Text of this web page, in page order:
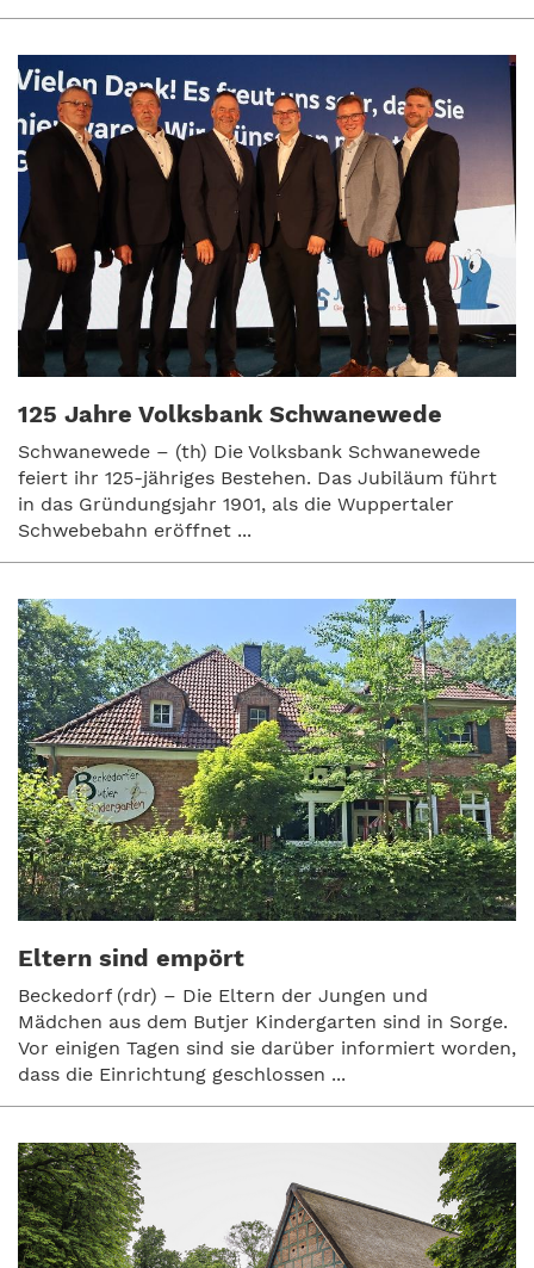
125 Jahre Volksbank Schwanewede
Schwanewede – (th) Die Volksbank Schwanewede
feiert ihr 125-jähriges Bestehen. Das Jubiläum führt
in das Gründungsjahr 1901, als die Wuppertaler
Schwebebahn eröffnet ...
Eltern sind empört
Beckedorf (rdr) – Die Eltern der Jungen und
Mädchen aus dem Butjer Kindergarten sind in Sorge.
Vor einigen Tagen sind sie darüber informiert worden,
dass die Einrichtung geschlossen ...